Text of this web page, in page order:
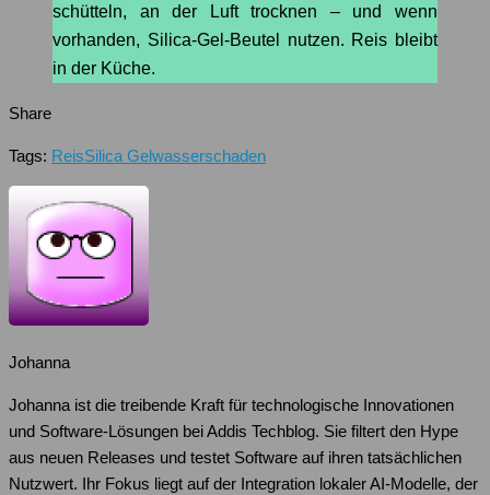
schütteln, an der Luft trocknen – und wenn
vorhanden, Silica-Gel-Beutel nutzen. Reis bleibt
in der Küche.
Share
Tags: ReisSilica Gelwasserschaden
Johanna
Johanna ist die treibende Kraft für technologische Innovationen
und Software-Lösungen bei Addis Techblog. Sie filtert den Hype
aus neuen Releases und testet Software auf ihren tatsächlichen
Nutzwert. Ihr Fokus liegt auf der Integration lokaler AI-Modelle, der